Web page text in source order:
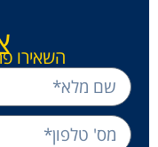
השאירו